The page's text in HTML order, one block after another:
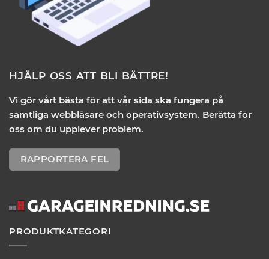
HJÄLP OSS ATT BLI BÄTTRE!
Vi gör vårt bästa för att vår sida ska fungera på
samtliga webbläsare och operativsystem. Berätta för
oss om du upplever problem.
RAPPORTERA FEL
PRODUKTKATEGORI